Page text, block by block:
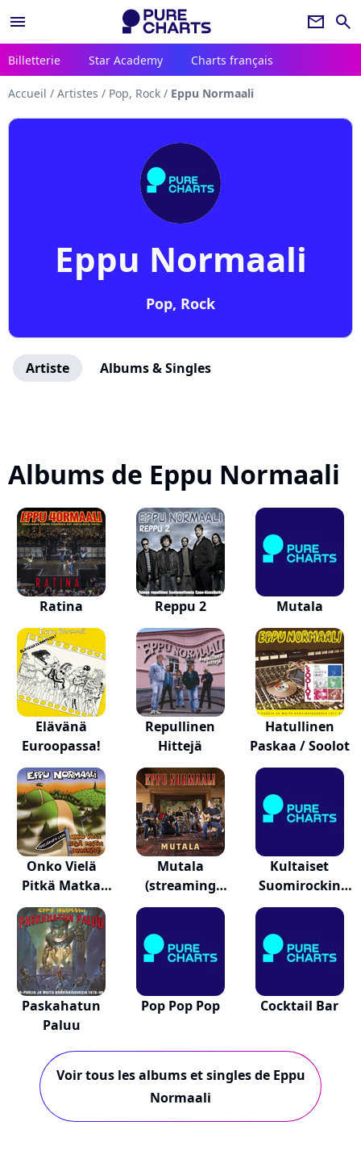
menu newsletter search
Billetterie Star Academy Charts français
Accueil / Artistes / Pop, Rock / Eppu Normaali
Eppu Normaali
Pop, Rock
Artiste Albums & Singles
Albums de Eppu Normaali
Ratina Reppu 2 Mutala
Elävänä
Euroopassa!
Repullinen
Hittejä
Hatullinen
Paskaa / Soolot
Onko Vielä
Pitkä Matka
Jonnekin?
Mutala
(streaming
Version)
Kultaiset
Suomirockin
Rakkaus...
Paskahatun
Paluu
Pop Pop Pop Cocktail Bar
Voir tous les albums et singles de Eppu
Normaali